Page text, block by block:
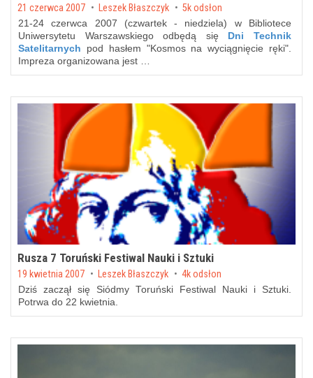
Posted on
21 czerwca 2007 by Leszek Błaszczyk 5k odsłon
21-24 czerwca 2007 (czwartek - niedziela) w Bibliotece
Uniwersytetu Warszawskiego odbędą się
Dni Technik
Satelitarnych pod hasłem "Kosmos na wyciągnięcie ręki".
Impreza organizowana jest …
Rusza 7 Toruński Festiwal Nauki i Sztuki
Posted on
19 kwietnia 2007 by Leszek Błaszczyk 4k odsłon
Dziś zaczął się Siódmy Toruński Festiwal Nauki i Sztuki.
Potrwa do 22 kwietnia.